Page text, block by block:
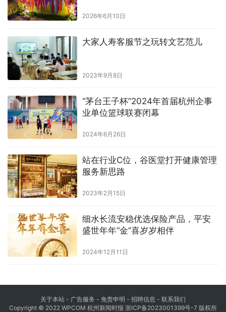
2026年6月10日
大家人寿客服节之玩转文艺范儿
2023年9月8日
“茅台王子杯”2024年首届杭州企事
业单位篮球联赛闭幕
2024年6月26日
站在行业C位，谷医堂打开健康管理
服务新思路
2023年2月15日
细水长流安稳优选保险产品，平安
盛世年年“金”喜岁岁相伴
2024年12月11日
关于本站 - 广告服务 - 免责申明 - 招聘信息 - 联系我们
Copyright © 2022 WPCOM 杭州新闻时报 浙ICP备2023001399号-7 版权所